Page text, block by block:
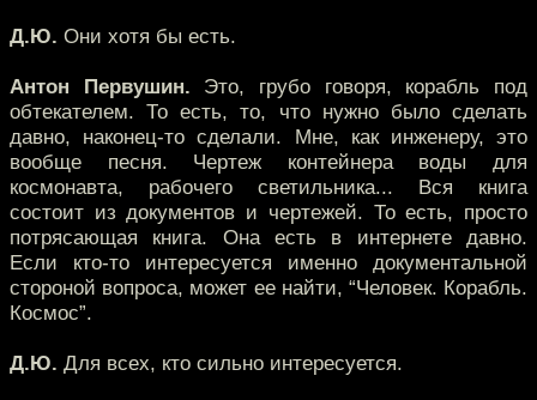
Д.Ю. Они хотя бы есть.
Антон Первушин. Это, грубо говоря, корабль под
обтекателем. То есть, то, что нужно было сделать
давно, наконец-то сделали. Мне, как инженеру, это
вообще песня. Чертеж контейнера воды для
космонавта, рабочего светильника... Вся книга
состоит из документов и чертежей. То есть, просто
потрясающая книга. Она есть в интернете давно.
Если кто-то интересуется именно документальной
стороной вопроса, может ее найти, “Человек. Корабль.
Космос”.
Д.Ю. Для всех, кто сильно интересуется.